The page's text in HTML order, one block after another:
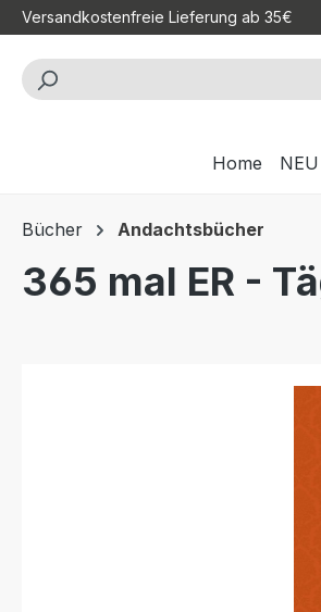
Hauptinhalt springen
Zur Suche springen
Zur Hauptnavigation springen
Versandkostenfreie Lieferung ab 35€
Home NEU
Bücher Andachtsbücher
365 mal ER -